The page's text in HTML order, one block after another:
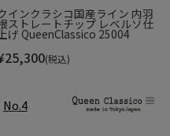
取り入れた作りになってい
インクラシコ国産ライン 内羽
ストレートチップ レベルソ仕
上げ QueenClassico 25004
25,300(税込)